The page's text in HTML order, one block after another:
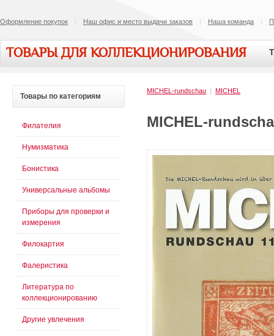
Оформление покупок Наш офис и место выдачи заказов Наша команда
ТОВАРЫ ДЛЯ КОЛЛЕКЦИОНИРОВАНИЯ
MICHEL-rundschau | MICHEL
MICHEL-
Товары по категориям
Филателия
Нумизматика
Бонистика
Универсальные альбомы
Приборы для проверки и
измерения
Филокартия
Фалеристика
Литература по
коллекционированию
Другие увлечения